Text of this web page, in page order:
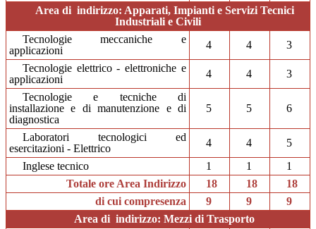
Area di indirizzo: Apparati, Impianti e Servizi Tecnici
Industriali e Civili
Tecnologie meccaniche e
applicazioni
4 4
3
Tecnologie elettrico - elettroniche e
applicazioni
4 4
3
Tecnologie e tecniche di
installazione e di manutenzione e di
diagnostica
5 5 6
Laboratori tecnologici ed
esercitazioni - Elettrico
4 4
5
Inglese tecnico
1 1
1
Totale ore Area Indirizzo
18 18
18
di cui compresenza
9 9
9
Area di indirizzo: Mezzi di Trasporto